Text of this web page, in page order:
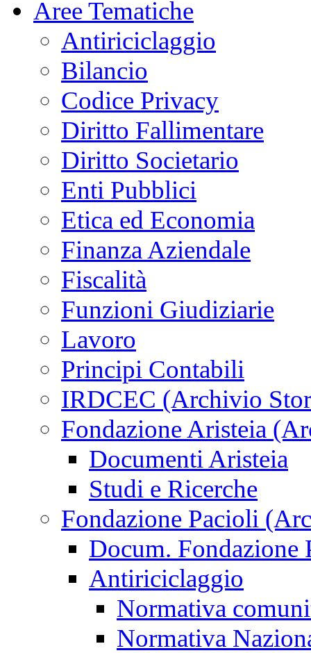
Aree Tematiche
Antiriciclaggio
Bilancio
Codice Privacy
Diritto Fallimentare
Diritto Societario
Enti Pubblici
Etica ed Economia
Finanza Aziendale
Fiscalità
Funzioni Giudiziarie
Lavoro
Principi Contabili
IRDCEC (Archivio
Fondazione Aristeia
Documenti Aristeia
Studi e Ricerche
Fondazione Pacioli
Docum.
Antiriciclaggio
Normativa
Normativa